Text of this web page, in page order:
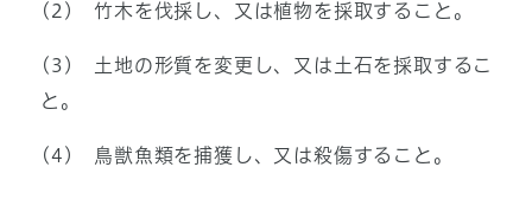
(2) 竹木を伐採し、又は植物を採取すること。
(3) 土地の形質を変更し、又は土石を採取するこ
と。
(4) 鳥獣魚類を捕獲し、又は殺傷すること。